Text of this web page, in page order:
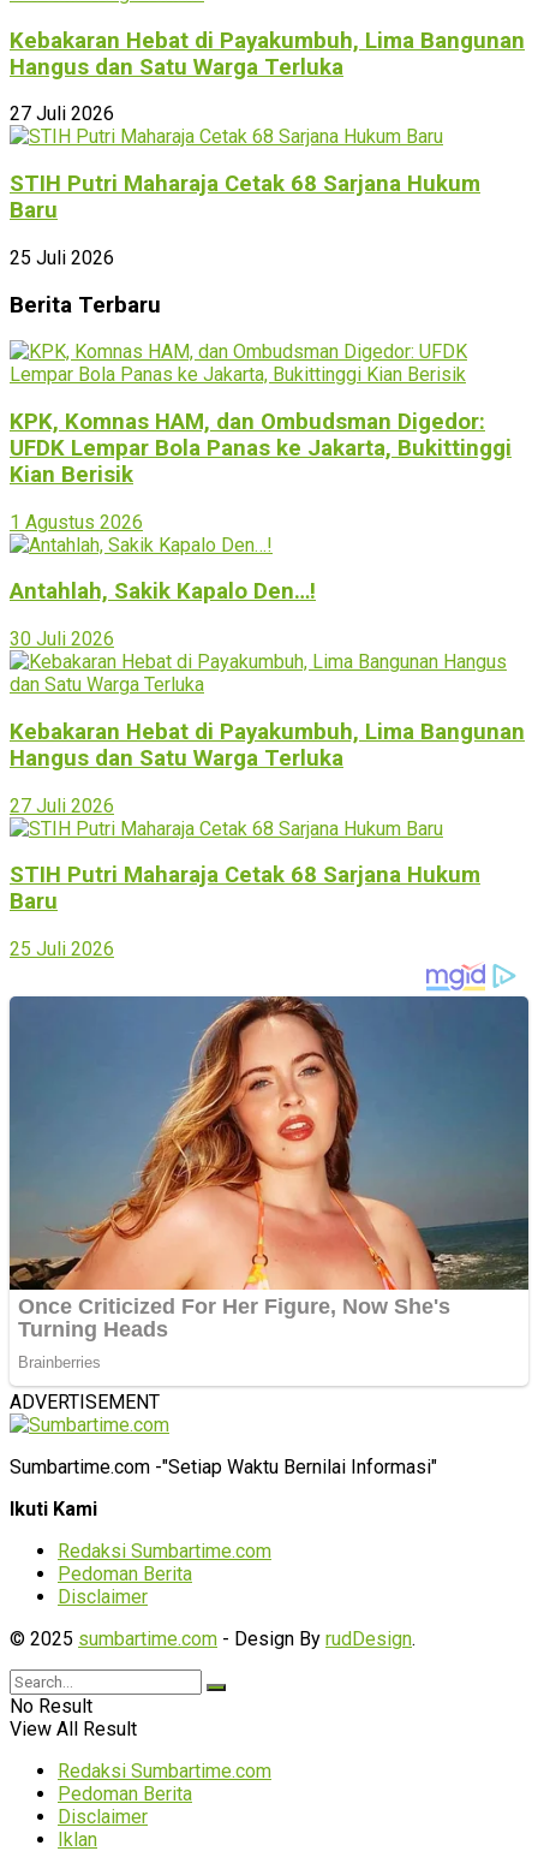
Kebakaran Hebat di Payakumbuh, Lima Bangunan
Hangus dan Satu Warga Terluka
27 Juli 2026
STIH Putri Maharaja Cetak 68 Sarjana Hukum
Baru
25 Juli 2026
Berita Terbaru
KPK, Komnas HAM, dan Ombudsman Digedor:
UFDK Lempar Bola Panas ke Jakarta, Bukittinggi
Kian Berisik
1 Agustus 2026
Antahlah, Sakik Kapalo Den…!
30 Juli 2026
Kebakaran Hebat di Payakumbuh, Lima Bangunan
Hangus dan Satu Warga Terluka
27 Juli 2026
STIH Putri Maharaja Cetak 68 Sarjana Hukum
Baru
25 Juli 2026
ADVERTISEMENT
Sumbartime.com -"Setiap Waktu Bernilai Informasi"
Ikuti Kami
Redaksi Sumbartime.com
Pedoman Berita
Disclaimer
© 2025 sumbartime.com - Design By rudDesign.
No Result
View All Result
Redaksi Sumbartime.com
Pedoman Berita
Disclaimer
Iklan